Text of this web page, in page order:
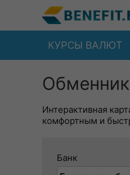
КУРСЫ ВАЛЮТ
Интерактивная
комфортным и
Банк